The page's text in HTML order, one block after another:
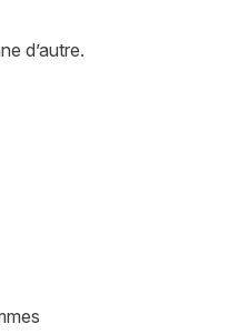
d’autre.